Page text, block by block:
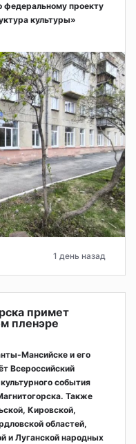
федеральному проекту
культуры»
1 день назад
примет
пленэре
Мансийске и его
Всероссийский
события
Также
Кировской,
областей,
и Луганской народных